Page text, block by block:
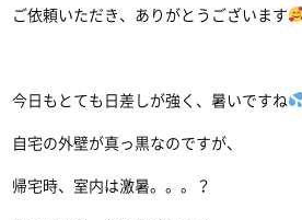
ご依頼いただき、ありがとうございます
今日もとても日差しが強く、暑いですね
自宅の外壁が真っ黒なのですが、
帰宅時、室内は激暑。。。？